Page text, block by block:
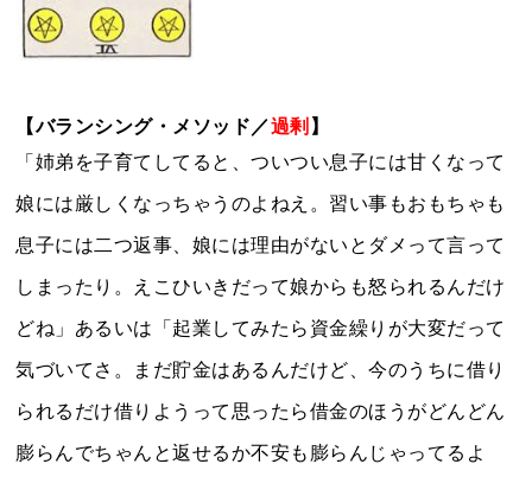
【バランシング・メソッド／過剰 】
「姉弟を子育てしてると、ついつい息子には甘くなって
娘には厳しくなっちゃうのよねえ。習い事もおもちゃも
息子には二つ返事、娘には理由がないとダメって言って
しまったり。えこひいきだって娘からも怒られるんだけ
どね」あるいは「起業してみたら資金繰りが大変だって
気づいてさ。まだ貯金はあるんだけど、今のうちに借り
られるだけ借りようって思ったら借金のほうがどんどん
膨らんでちゃんと返せるか不安も膨らんじゃってるよ